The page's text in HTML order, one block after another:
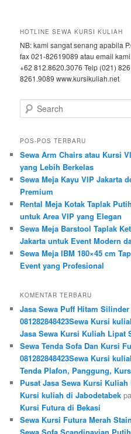
HOTLINE SEWA KURSI KULIAH
NB: kami sangat senang apabila
fax 021-82619089 atau email
+62 812.8620.3076 Telp (021)
8261.9089 www.kursikuliah.net
Search
POS-POS TERBARU
Sewa Arm Chairs atau Kursi
yang Lebih Berkelas
Sewa Meja Kayu VIP Jakarta
Premium
Rental Meja Kotak Taplak
untuk Area VIP yang Elegan
Sewa Meja Barstool Taplak
Jakarta untuk Event Modern
Sewa Meja IBM 180×45 cm
Event yang Profesional
KOMENTAR TERBARU
Jasa Sewa Puff Hitam
081282848423Sewa Kursi
Jasa Sewa Kursi Kuliah Lipat
Sewa Tenda Sofa Dan Kursi
081282848423Sewa Kursi
Tenda Plafon, Panggung,
Pusat Jasa Sewa Kursi
Kursi kuliah di Jabodetabek
Kursi Futura di Bekasi
Sewa Kursi Futura Merah